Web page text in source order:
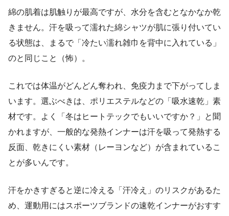
綿の肌着は肌触りが最高ですが、水分を含むとなかなか乾
きません。汗を吸って濡れた綿シャツが肌に張り付いてい
る状態は、まるで「冷たい濡れ雑巾を背中に入れている」
のと同じこと（怖）。
これでは体温がどんどん奪われ、免疫力まで下がってしま
います。選ぶべきは、ポリエステルなどの「吸水速乾」素
材です。よく「冬はヒートテックでもいいですか？」と聞
かれますが、一般的な発熱インナーは汗を吸って発熱する
反面、乾きにくい素材（レーヨンなど）が含まれているこ
とが多いんです。
汗をかきすぎると逆に冷える「汗冷え」のリスクがあるた
め、運動用にはスポーツブランドの速乾インナーがおすす